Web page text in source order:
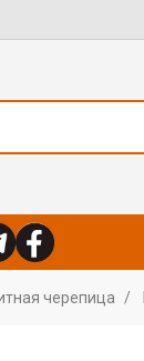
черепица